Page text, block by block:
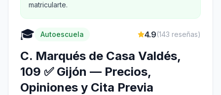
matricularte.
🎓 Autoescuela 4.9(143 reseñas)
C. Marqués de Casa Valdés,
109 ✅ Gijón — Precios,
Opiniones y Cita Previa